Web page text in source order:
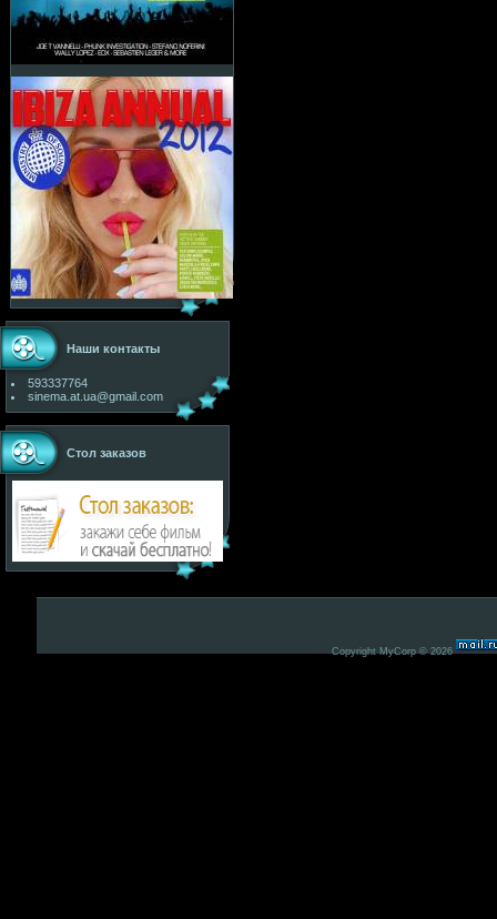
Наши контакты
593337764
sinema.at.ua@gmail.com
Стол заказов
Copyright MyCorp © 2026